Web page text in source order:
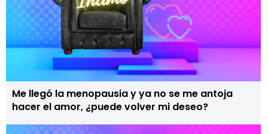
Me llegó la menopausia y ya no se me antoja
hacer el amor, ¿puede volver mi deseo?